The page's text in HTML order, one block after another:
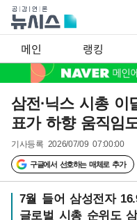
메인 랭킹
삼전·닉스 시총
표가 하향 움직임
기사등록 2026/07/09 07:00:00
구글에서 선호하는 매체로 추가
7월 들어 삼성전자
글로벌 시총 순위도